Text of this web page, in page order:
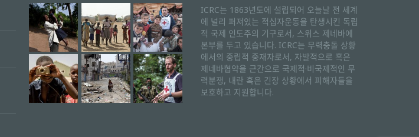
ICRC는 1863년도에 설립되어 오늘날 전 세계
에 널리 퍼져있는 적십자운동을 탄생시킨 독립
적 국제 인도주의 기구로서, 스위스 제네바에
본부를 두고 있습니다. ICRC는 무력충돌 상황
에서의 중립적 중재자로서, 자발적으로 혹은
제네바협약을 근간으로 국제적·비국제적인 무
력분쟁, 내란 혹은 긴장 상황에서 피해자들을
보호하고 지원합니다.